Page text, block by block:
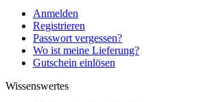
Anmelden
Registrieren
Passwort vergessen?
Wo ist meine Lieferung?
Gutschein einlösen
Wissenswertes